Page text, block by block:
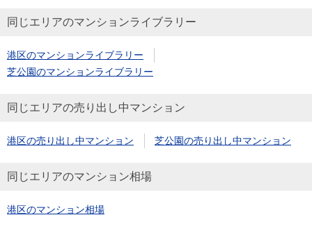
同じエリアのマンションライブラリー
港区のマンションライブラリー
芝公園のマンションライブラリー
同じエリアの売り出し中マンション
港区の売り出し中マンション 芝公園の売り出し中マンション
同じエリアのマンション相場
港区のマンション相場